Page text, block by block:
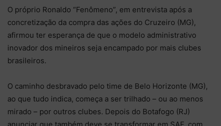
O próprio Ronaldo “Fenômeno”, em entrevista após a
concretização da compra das ações do Cruzeiro (MG),
afirmou ter esperança de que o modelo administrativo
inovador dos mineiros seja encampado por mais clubes
brasileiros.
O caminho desbravado pelo time de Belo Horizonte (MG),
ao que tudo indica, começa a ser trilhado – ou ao menos
mirado – por outros clubes. Depois do Botafogo (RJ)